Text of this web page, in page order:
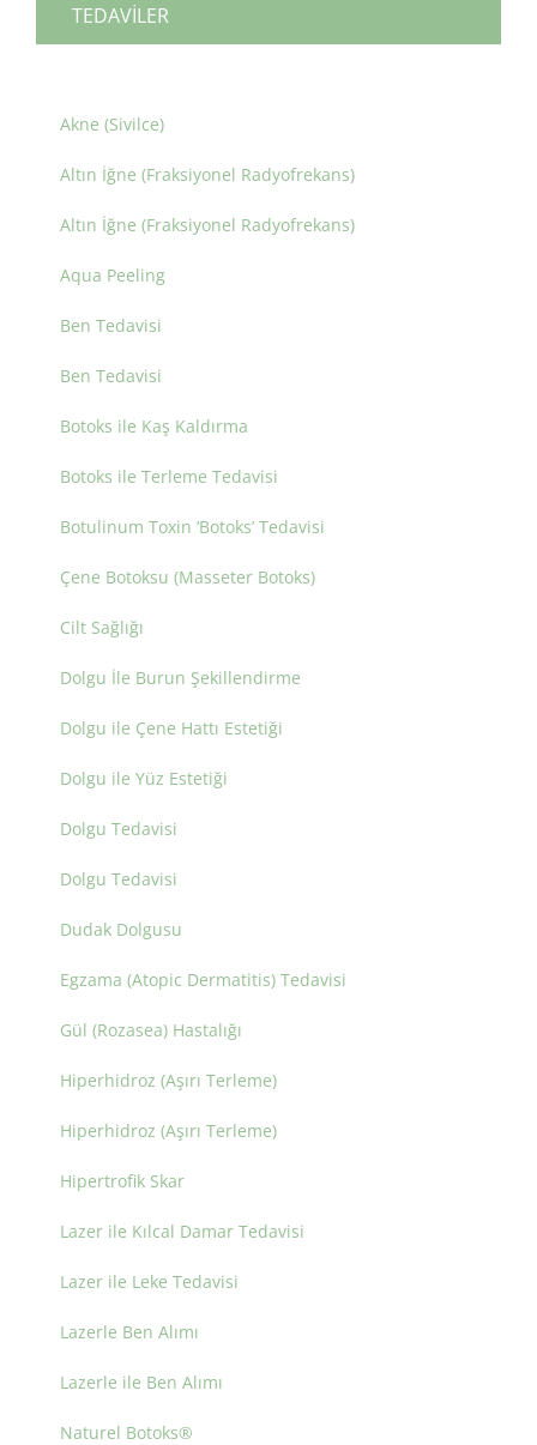
TEDAVİLER
Akne (Sivilce)
Altın İğne (Fraksiyonel Radyofrekans)
Altın İğne (Fraksiyonel Radyofrekans)
Aqua Peeling
Ben Tedavisi
Ben Tedavisi
Botoks ile Kaş Kaldırma
Botoks ile Terleme Tedavisi
Botulinum Toxin ‘Botoks’ Tedavisi
Çene Botoksu (Masseter Botoks)
Cilt Sağlığı
Dolgu İle Burun Şekillendirme
Dolgu ile Çene Hattı Estetiği
Dolgu ile Yüz Estetiği
Dolgu Tedavisi
Dolgu Tedavisi
Dudak Dolgusu
Egzama (Atopic Dermatitis) Tedavisi
Gül (Rozasea) Hastalığı
Hiperhidroz (Aşırı Terleme)
Hiperhidroz (Aşırı Terleme)
Hipertrofik Skar
Lazer ile Kılcal Damar Tedavisi
Lazer ile Leke Tedavisi
Lazerle Ben Alımı
Lazerle ile Ben Alımı
Naturel Botoks®